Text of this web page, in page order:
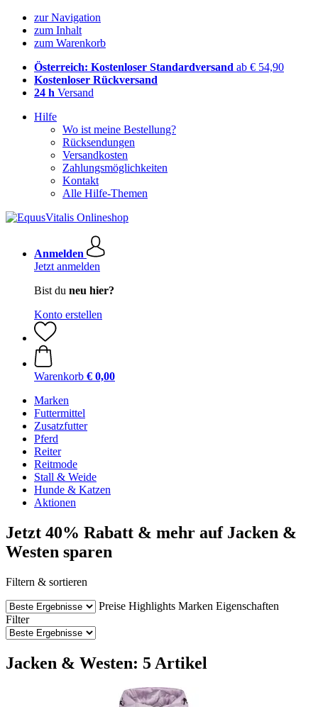
zur Navigation
zum Inhalt
zum Warenkorb
Österreich: Kostenloser Standardversand ab € 54,90
Kostenloser Rückversand
24 h Versand
Hilfe
Wo ist meine Bestellung?
Rücksendungen
Versandkosten
Zahlungsmöglichkeiten
Kontakt
Alle Hilfe-Themen
Anmelden
Jetzt anmelden
Bist du neu hier?
Konto erstellen
Warenkorb € 0,00
Marken
Futtermittel
Zusatzfutter
Pferd
Reiter
Reitmode
Stall & Weide
Hunde & Katzen
Aktionen
Jetzt 40% Rabatt & mehr auf Jacken &
Westen sparen
Filtern & sortieren
Preise Highlights Marken Eigenschaften
Filter
Jacken & Westen: 5 Artikel